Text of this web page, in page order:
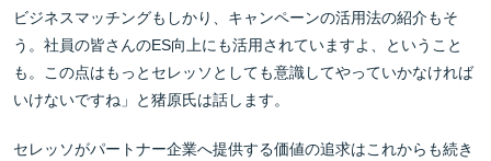
ビジネスマッチングもしかり、キャンペーンの活用法の紹介もそ
う。社員の皆さんのES向上にも活用されていますよ、ということ
も。この点はもっとセレッソとしても意識してやっていかなければ
いけないですね」と猪原氏は話します。
セレッソがパートナー企業へ提供する価値の追求はこれからも続き